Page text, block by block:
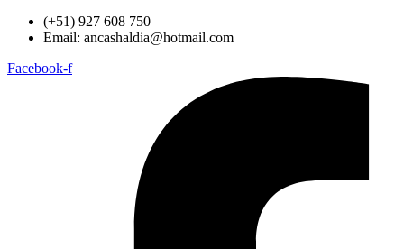
(+51) 927 608 750
Email: ancashaldia@hotmail.com
Facebook-f